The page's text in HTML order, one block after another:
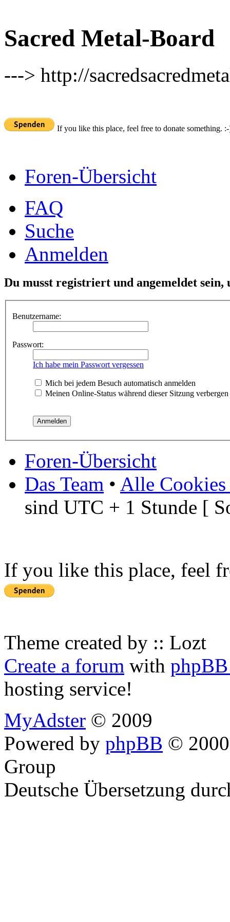
Sacred Metal-Board
---> http://
If you like this place, feel free to donate something.
Foren-Übersicht
FAQ
Suche
Anmelden
Du musst registriert und angemeldet
Benutzername:
Passwort:
Ich habe mein Passwort vergessen
Mich bei jedem Besuch automatisch anmelden
Meinen Online-Status während dieser Sitzung verbergen
Foren-Übersicht
Das Team • Alle Cookies
sind UTC + 1 Stunde [
If you like this place, feel
Theme created by :: Lozt
Create a forum with
hosting service!
MyAdster © 2009
Powered by phpBB ©
Group
Deutsche Übersetzung